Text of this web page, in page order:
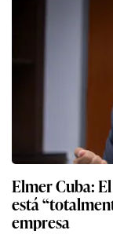
Elmer Cuba:
está
empresa